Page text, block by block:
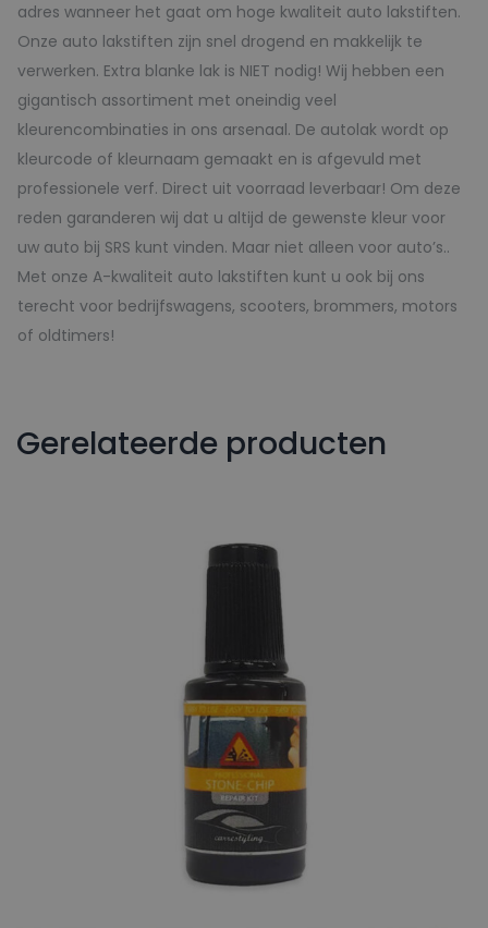
adres wanneer het gaat om hoge kwaliteit auto lakstiften.
Onze auto lakstiften zijn snel drogend en makkelijk te
verwerken. Extra blanke lak is NIET nodig! Wij hebben een
gigantisch assortiment met oneindig veel
kleurencombinaties in ons arsenaal. De autolak wordt op
kleurcode of kleurnaam gemaakt en is afgevuld met
professionele verf. Direct uit voorraad leverbaar! Om deze
reden garanderen wij dat u altijd de gewenste kleur voor
uw auto bij SRS kunt vinden. Maar niet alleen voor auto’s..
Met onze A-kwaliteit auto lakstiften kunt u ook bij ons
terecht voor bedrijfswagens, scooters, brommers, motors
of oldtimers!
Gerelateerde producten